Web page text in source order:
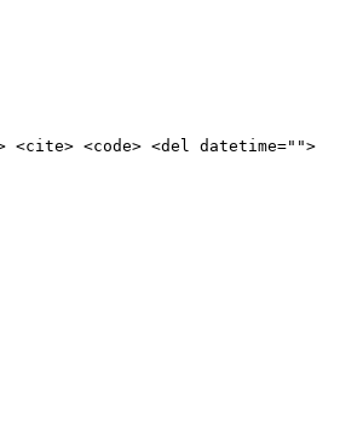
<code> <del datetime="">